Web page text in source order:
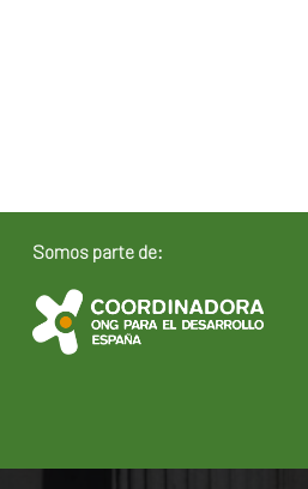
Somos parte de: